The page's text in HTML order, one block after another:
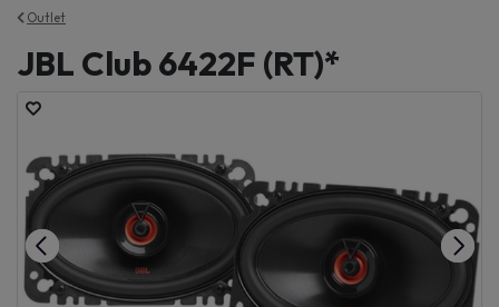
Outlet
JBL Club 6422F (RT)*